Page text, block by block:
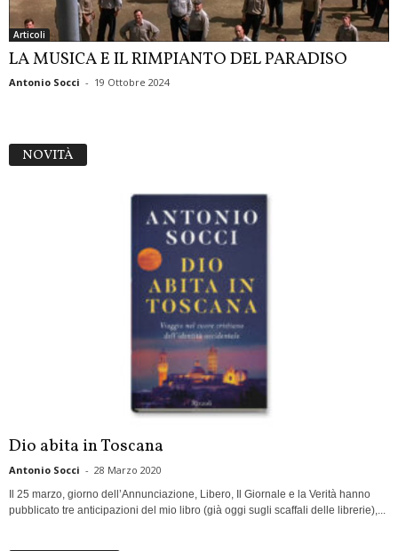
Articoli
LA MUSICA E IL RIMPIANTO DEL PARADISO
Antonio Socci - 19 Ottobre 2024
NOVITÀ
Dio abita in Toscana
Antonio Socci - 28 Marzo 2020
Il 25 marzo, giorno dell’Annunciazione, Libero, Il Giornale e la Verità hanno
pubblicato tre anticipazioni del mio libro (già oggi sugli scaffali delle librerie),...